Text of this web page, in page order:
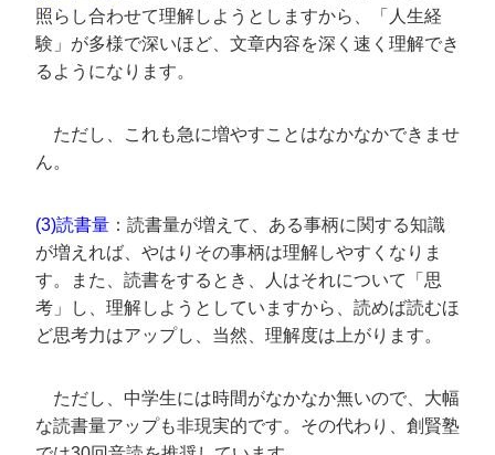
照らし合わせて理解しようとしますから、「人生経
験」が多様で深いほど、文章内容を深く速く理解でき
るようになります。
ただし、これも急に増やすことはなかなかできませ
ん。
(3)読書量 ：読書量が増えて、ある事柄に関する知識
が増えれば、やはりその事柄は理解しやすくなりま
す。また、読書をするとき、人はそれについて「思
考」し、理解しようとしていますから、読めば読むほ
ど思考力はアップし、当然、理解度は上がります。
ただし、中学生には時間がなかなか無いので、大幅
な読書量アップも非現実的です。その代わり、創賢塾